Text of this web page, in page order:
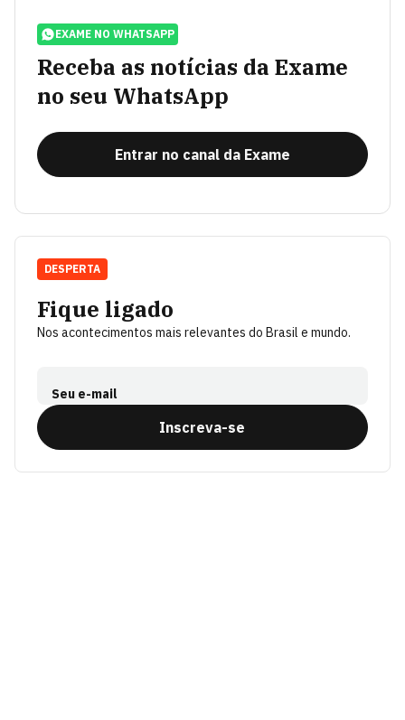
EXAME NO WHATSAPP
Receba as notícias da Exame
no seu WhatsApp
Entrar no canal da Exame
Fique ligado
Nos acontecimentos mais relevantes do Brasil e mundo.
Seu e-mail
Inscreva-se
DESPERTA